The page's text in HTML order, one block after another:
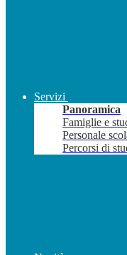
Servizi
Panoramica
Famiglie e
Personale
Percorsi di